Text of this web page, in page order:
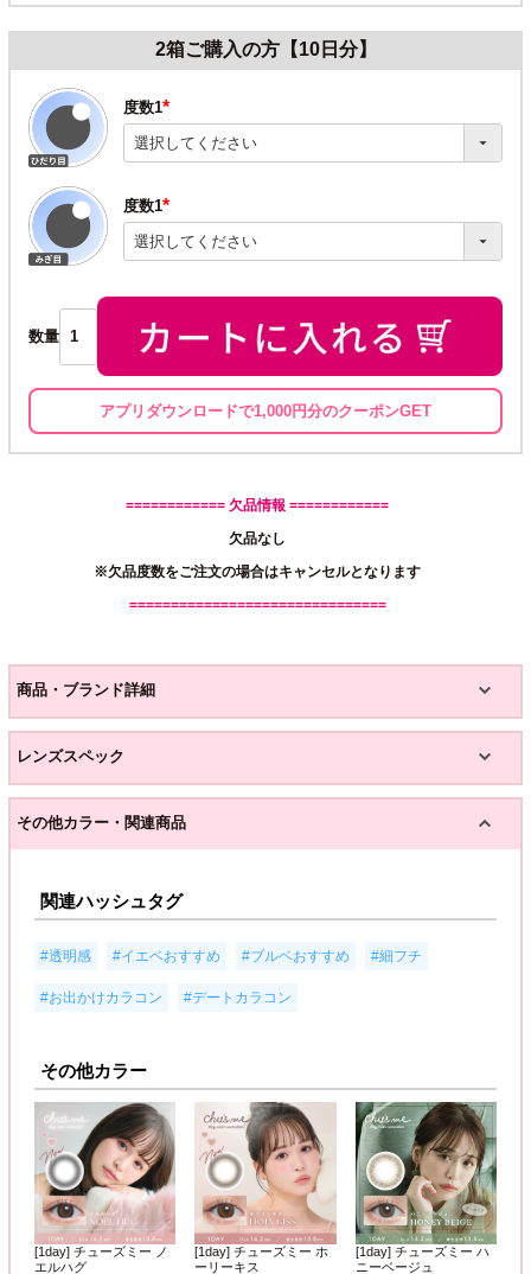
2箱ご購入の方【10日分】
度数1
(必
須)
度数1
(必
須)
数量
アプリダウンロードで1,000円分のクーポンGET
============ 欠品情報 ============
欠品なし
※欠品度数をご注文の場合はキャンセルとなります
===============================
商品・ブランド詳細
レンズスペック
その他カラー・関連商品
関連ハッシュタグ
#透明感 #イエベおすすめ #ブルベおすすめ #細フチ
#お出かけカラコン #デートカラコン
その他カラー
[1day] チューズミー ノ
エルハグ
[1day] チューズミー ホ
ーリーキス
[1day] チューズミー ハ
ニーベージュ